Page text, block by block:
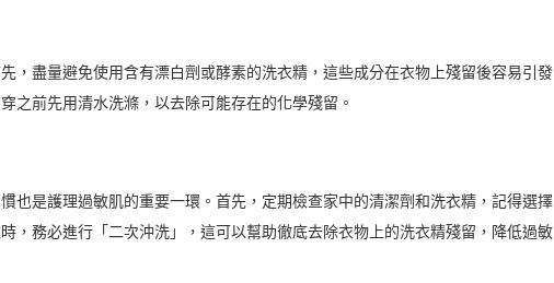
，盡量避免使用含有漂白劑或酵素的洗衣精，這些成分在衣物上殘留後容易引發
之前先用清水洗滌，以去除可能存在的化學殘留。
也是護理過敏肌的重要一環。首先，定期檢查家中的清潔劑和洗衣精，記得選擇
，務必進行「二次沖洗」，這可以幫助徹底去除衣物上的洗衣精殘留，降低過敏